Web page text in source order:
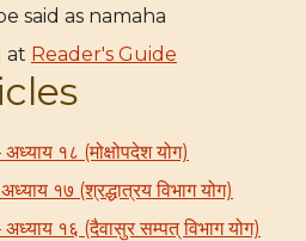
said as namaha
at Reader's Guide
१८ (मोक्षोपदेश योग)
१७ (श्रद्धात्रय विभाग योग)
अध्याय १६ (दैवासुर सम्पत् विभाग योग)